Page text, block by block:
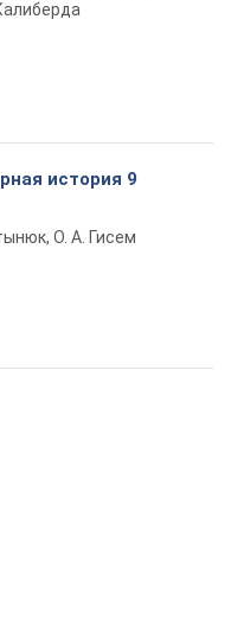
история 9
О. А. Гисем